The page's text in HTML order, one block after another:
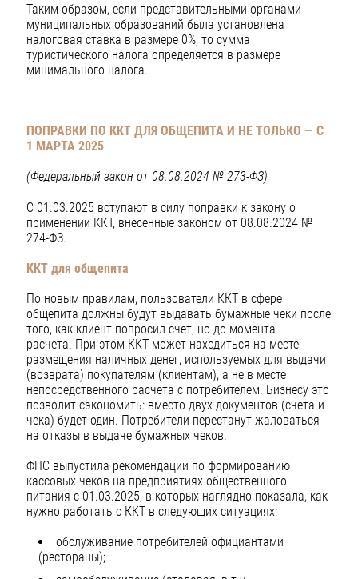
Таким образом, если представительными органами
муниципальных образований была установлена
налоговая ставка в размере 0%, то сумма
туристического налога определяется в размере
минимального налога.
ПОПРАВКИ ПО ККТ ДЛЯ ОБЩЕПИТА И НЕ ТОЛЬКО — С
1 МАРТА 2025
(Федеральный закон от 08.08.2024 № 273-ФЗ)
С 01.03.2025 вступают в силу поправки к закону о
применении ККТ, внесенные законом от 08.08.2024 №
274-ФЗ.
ККТ для общепита
По новым правилам, пользователи ККТ в сфере
общепита должны будут выдавать бумажные чеки после
того, как клиент попросил счет, но до момента
расчета. При этом ККТ может находиться на месте
размещения наличных денег, используемых для выдачи
(возврата) покупателям (клиентам), а не в месте
непосредственного расчета с потребителем. Бизнесу это
позволит сэкономить: вместо двух документов (счета и
чека) будет один. Потребители перестанут жаловаться
на отказы в выдаче бумажных чеков.
ФНС выпустила рекомендации по формированию
кассовых чеков на предприятиях общественного
питания с 01.03.2025, в которых наглядно показала, как
нужно работать с ККТ в следующих ситуациях:
обслуживание потребителей официантами
(рестораны);